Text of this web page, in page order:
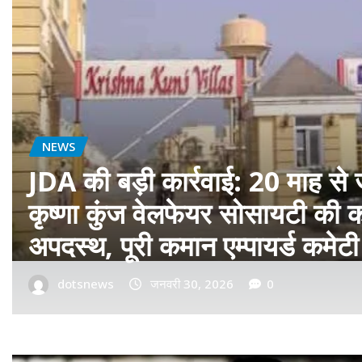
बॉलीवुड
फ़िल्म ‘सागवान’ का प्रीमियर
रीयल सिंघम ने बॉलीवुड में मारी
dotsnews जनवरी 14, 2026 0